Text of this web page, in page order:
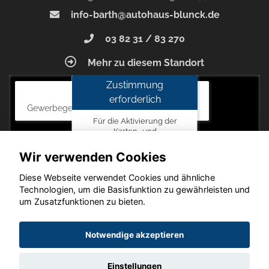
info-barth@autohaus-blunck.de
03 82 31 / 83 270
Mehr zu diesem Standort
Autohaus Blunck
Gewerbegebiet am Mastweg 7, 18356 Barth
Zustimmung
erforderlich
Für die Aktivierung der
Karten- und
Zustimmung zu den
Datenschutzrichtlinien vom
Drittanbieter Google LLC
erforderlich.
Zustimmen
und
aktivieren
Copyright © 2026. Autohaus Blunck
Wir verwenden Cookies
Diese Webseite verwendet Cookies und ähnliche
Technologien, um die Basisfunktion zu gewährleisten und
um Zusatzfunktionen zu bieten.
Notwendige akzeptieren
Einstellungen